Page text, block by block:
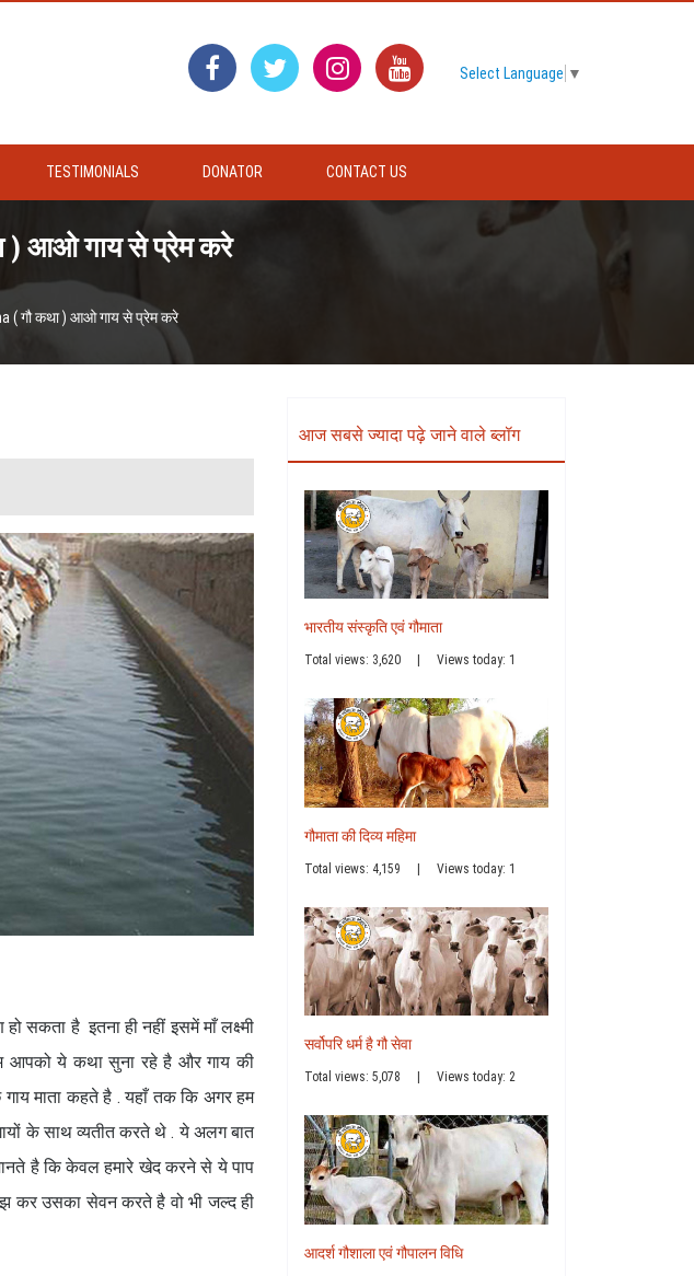
Select Language ▼
TESTIMONIALS DONATOR CONTACT US
) आओ गाय से प्रेम करे
( गौ कथा ) आओ गाय से प्रेम करे
सकता है इतना ही नहीं इसमें माँ लक्ष्मी
आपको ये कथा सुना रहे है और गाय की
गाय माता कहते है . यहाँ तक कि अगर हम
के साथ व्यतीत करते थे . ये अलग बात
है कि केवल हमारे खेद करने से ये पाप
कर उसका सेवन करते है वो भी जल्द ही
आज सबसे ज्यादा पढ़े जाने वाले ब्लॉग
भारतीय संस्कृति एवं गौमाता
Total views: 3,620 Views today: 1
गौमाता की दिव्य महिमा
Total views: 4,159 Views today: 1
सर्वोपरि धर्म है गौ सेवा
Total views: 5,078 Views today: 2
आदर्श गौशाला एवं गौपालन विधि